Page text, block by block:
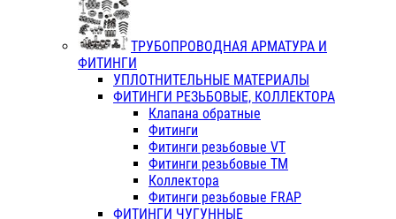
ТРУБОПРОВОДНАЯ АРМАТУРА И
ФИТИНГИ
УПЛОТНИТЕЛЬНЫЕ МАТЕРИАЛЫ
ФИТИНГИ РЕЗЬБОВЫЕ, КОЛЛЕКТОРА
Клапана обратные
Фитинги
Фитинги резьбовые VT
Фитинги резьбовые ТМ
Коллектора
Фитинги резьбовые FRAP
ФИТИНГИ ЧУГУННЫЕ